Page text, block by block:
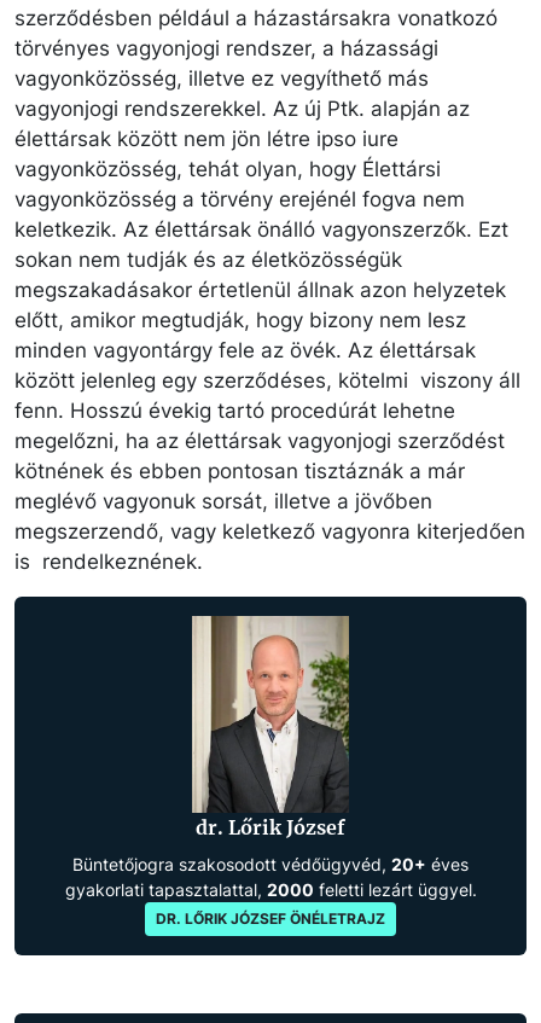
szerződésben például a házastársakra vonatkozó
törvényes vagyonjogi rendszer, a házassági
vagyonközösség, illetve ez vegyíthető más
vagyonjogi rendszerekkel. Az új Ptk. alapján az
élettársak között nem jön létre ipso iure
vagyonközösség, tehát olyan, hogy Élettársi
vagyonközösség a törvény erejénél fogva nem
keletkezik. Az élettársak önálló vagyonszerzők. Ezt
sokan nem tudják és az életközösségük
megszakadásakor értetlenül állnak azon helyzetek
előtt, amikor megtudják, hogy bizony nem lesz
minden vagyontárgy fele az övék. Az élettársak
között jelenleg egy szerződéses, kötelmi viszony áll
fenn. Hosszú évekig tartó procedúrát lehetne
megelőzni, ha az élettársak vagyonjogi szerződést
kötnének és ebben pontosan tisztáznák a már
meglévő vagyonuk sorsát, illetve a jövőben
megszerzendő, vagy keletkező vagyonra kiterjedően
is rendelkeznének.
dr. Lőrik József
Büntetőjogra szakosodott védőügyvéd, 20+ éves
gyakorlati tapasztalattal, 2000 feletti lezárt üggyel.
DR. LŐRIK JÓZSEF ÖNÉLETRAJZ